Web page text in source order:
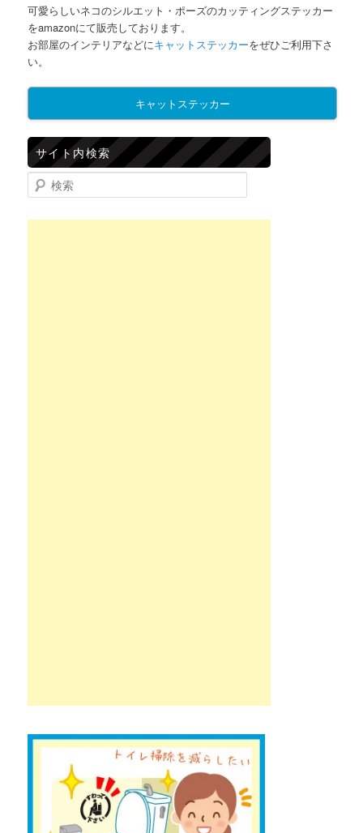
可愛らしいネコのシルエット・ポーズのカッティングステッカー
をamazonにて販売しております。
お部屋のインテリアなどにキャットステッカーをぜひご利用下さ
い。
キャットステッカー
サイト内検索
検索